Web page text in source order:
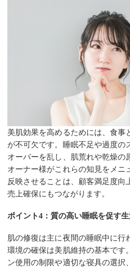
美肌効果を高めるためには、食事
が不可欠です。睡眠不足や過度の
オーバーを乱し、肌荒れや乾燥の
オーナー様がこれらの知見をメニ
反映させることは、顧客満足度向
売上確保にもつながります。
ポイント4：質の高い睡眠を促す
肌の修復は主に夜間の睡眠中に行
環境の確保は美肌維持の基本です
ン使用の制限や適切な寝具の選択